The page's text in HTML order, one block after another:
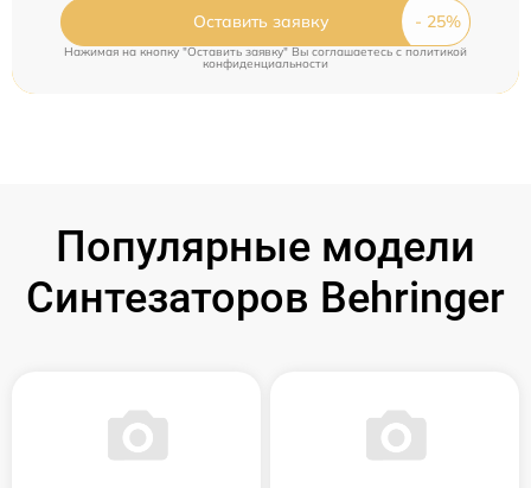
Оставить заявку
Нажимая на кнопку "Оставить заявку" Вы соглашаетесь cполитикой
конфиденциальности
Популярные модели
Синтезаторов Behringer